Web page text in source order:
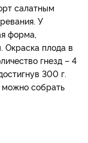
салатным
У
форма,
Окраска плода в
гнезд – 4
300 г.
можно собрать